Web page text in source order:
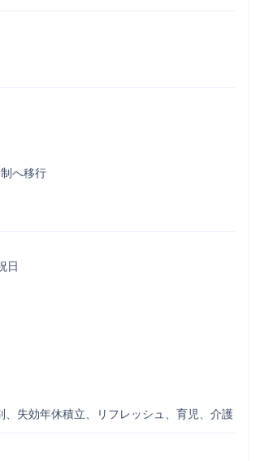
へ移行
日
失効年休積立、リフレッシュ、育児、介護